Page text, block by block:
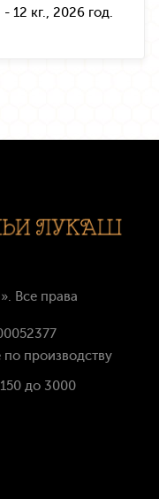
12 кг., 2026 год.
. Все права
производству
до 3000